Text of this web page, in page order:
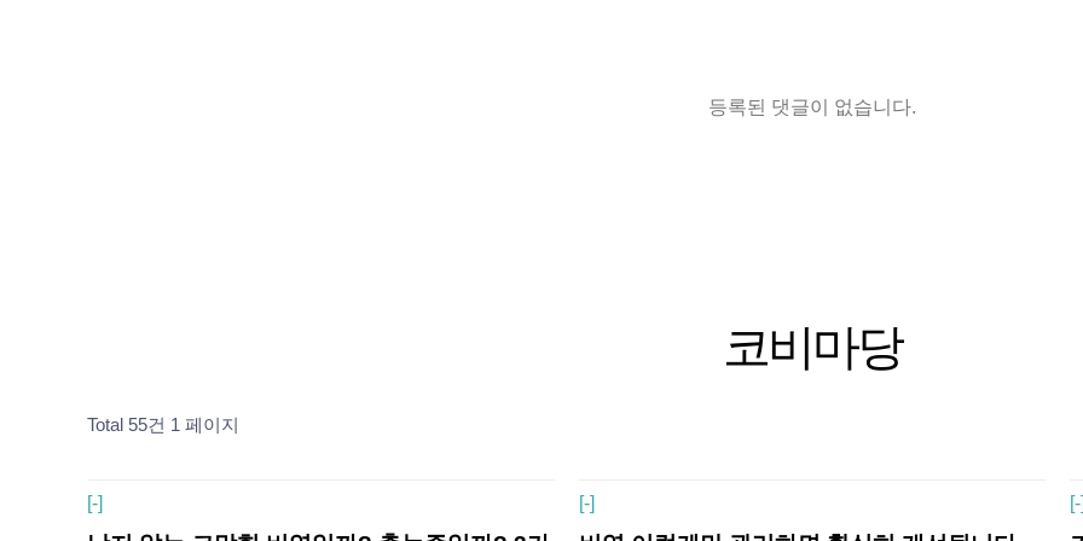
등록된 댓글이 없습니다.
코비마당
Total 55건 1 페이지
[-] [-] [